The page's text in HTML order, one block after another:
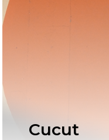
Cucut